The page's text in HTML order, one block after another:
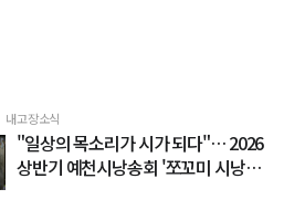
내고장소식
"일상의 목소리가 시가 되다"… 2026
상반기 예천시낭송회 '쪼꼬미 시낭송